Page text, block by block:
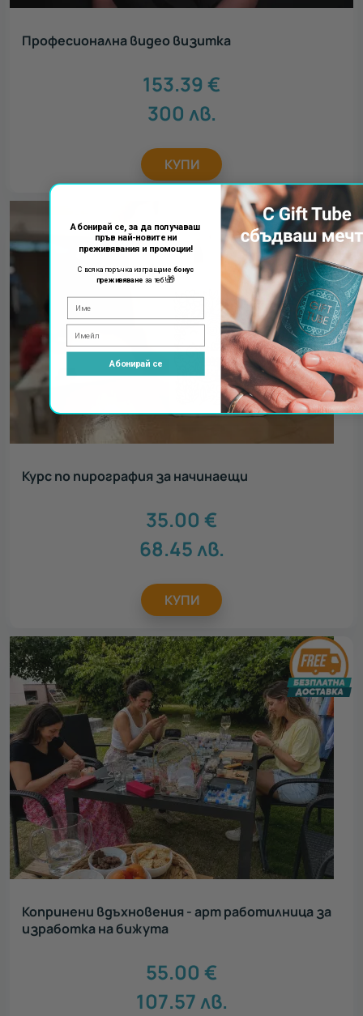
Професионална видео визитка
153.39 €
300 лв.
КУПИ
Курс по пирография за начинаещи
35.00 €
68.45лв.
КУПИ
Копринени вдъхновения - арт работилница за
изработка на бижута
55.00 €
107.57лв.
Абонирай се, за да получаваш
пръв най-новите ни
преживявания и промоции!
С всяка поръчка изпращаме бонус
преживяванеза теб!🎁
Абонирай се